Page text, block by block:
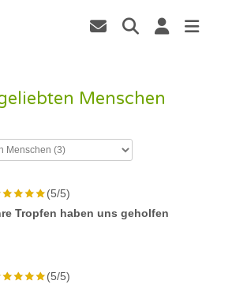
Menschen
(5/5)
Tropfen haben uns geholfen
(5/5)